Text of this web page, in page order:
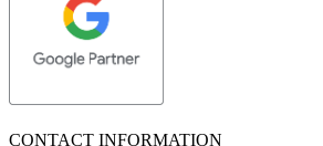
CONTACT INFORMATION